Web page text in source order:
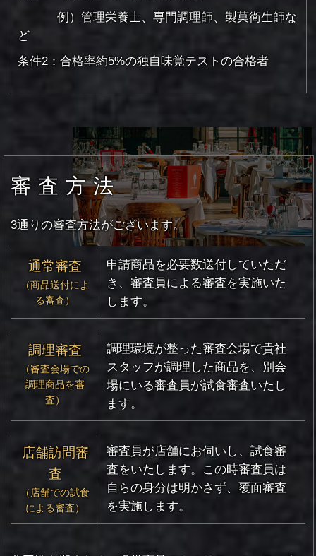
例）管理栄養士、専門調理師、製菓衛生師な
ど
条件2：合格率約5%の独自味覚テストの合格者
審査方法
3通りの審査方法がございます。
通常審査
（商品送付によ
る審査）
申請商品を必要数送付していただ
き、審査員による審査を実施いた
します。
調理審査
（審査会場での
調理商品を審
査）
調理環境が整った審査会場で貴社
スタッフが調理した商品を、 別会
場にいる審査員が試食審査いたし
ます。
店舗訪問審
査
（店舗での試食
による審査）
審査員が店舗にお伺いし、試食審
査をいたします。 この時審査員は
自らの身分は明かさず、覆面審査
を実施します。